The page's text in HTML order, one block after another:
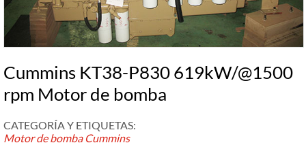
Cummins KT38-P830 619kW/@1500
rpm Motor de bomba
CATEGORÍA Y ETIQUETAS:
Motor de bomba Cummins